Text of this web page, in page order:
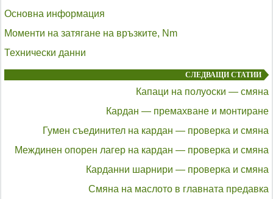
Основна информация
Моменти на затягане на връзките, Nm
Технически данни
СЛЕДВАЩИ СТАТИИ
Капаци на полуоски — смяна
Кардан — премахване и монтиране
Гумен съединител на кардан — проверка и смяна
Междинен опорен лагер на кардан — проверка и смяна
Карданни шарнири — проверка и смяна
Смяна на маслото в главната предавка